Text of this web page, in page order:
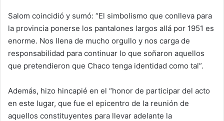
Salom coincidió y sumó: “El simbolismo que conlleva para
la provincia ponerse los pantalones largos allá por 1951 es
enorme. Nos llena de mucho orgullo y nos carga de
responsabilidad para continuar lo que soñaron aquellos
que pretendieron que Chaco tenga identidad como tal”.
Además, hizo hincapié en el “honor de participar del acto
en este lugar, que fue el epicentro de la reunión de
aquellos constituyentes para llevar adelante la